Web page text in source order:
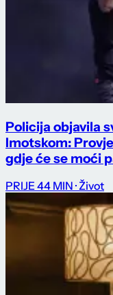
Policija objavila
Imotskom:
gdje će se moći
PRIJE 44 MIN · Život